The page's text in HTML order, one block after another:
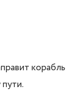
корабль